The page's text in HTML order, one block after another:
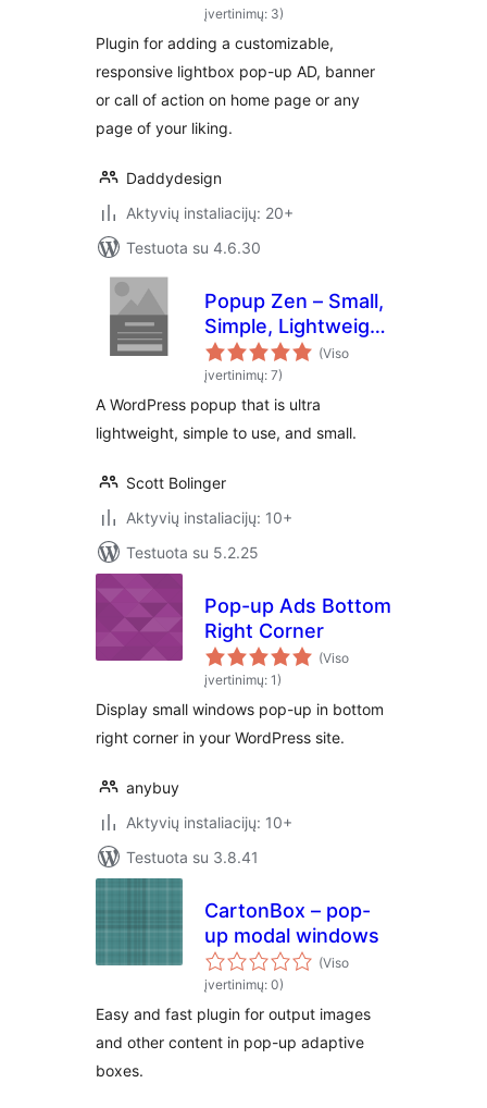
įvertinimų: 3)
Plugin for adding a customizable,
responsive lightbox pop-up AD, banner
or call of action on home page or any
page of your liking.
Daddydesign
Aktyvių instaliacijų: 20+
Testuota su 4.6.30
Popup Zen – Small,
Simple, Lightweight
Email Optin (Viso
įvertinimų: 7)
A WordPress popup that is ultra
lightweight, simple to use, and small.
Scott Bolinger
Aktyvių instaliacijų: 10+
Testuota su 5.2.25
Pop-up Ads Bottom
Right Corner
(Viso
įvertinimų: 1)
Display small windows pop-up in bottom
right corner in your WordPress site.
anybuy
Aktyvių instaliacijų: 10+
Testuota su 3.8.41
CartonBox – pop-
up modal windows
(Viso
įvertinimų: 0)
Easy and fast plugin for output images
and other content in pop-up adaptive
boxes.